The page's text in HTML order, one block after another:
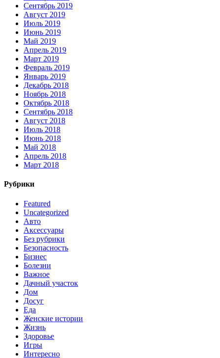
Сентябрь 2019
Август 2019
Июль 2019
Июнь 2019
Май 2019
Апрель 2019
Март 2019
Февраль 2019
Январь 2019
Декабрь 2018
Ноябрь 2018
Октябрь 2018
Сентябрь 2018
Август 2018
Июль 2018
Июнь 2018
Май 2018
Апрель 2018
Март 2018
Рубрики
Featured
Uncategorized
Авто
Аксессуары
Без рубрики
Безопасность
Бизнес
Болезни
Важное
Дачный участок
Дом
Досуг
Еда
Женские истории
Жизнь
Здоровье
Игры
Интересно